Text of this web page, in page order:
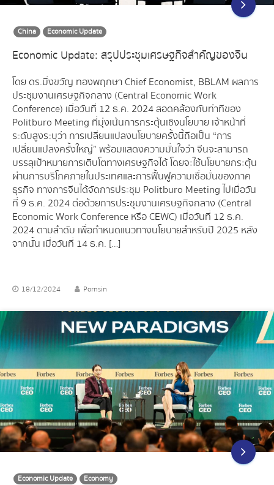
China Economic Update
Economic Update: สรุปประชุมเศรษฐกิจสำคัญของจีน
โดย ดร.มิ่งขวัญ ทองพฤกษา Chief Economist, BBLAM ผลการ
ประชุมงานเศรษฐกิจกลาง (Central Economic Work
Conference) เมื่อวันที่ 12 ธ.ค. 2024 สอดคล้องกับท่าทีของ
Politburo Meeting ที่มุ่งเน้นการกระตุ้นเชิงนโยบาย เจ้าหน้าที่
ระดับสูงระบุว่า การเปลี่ยนแปลงนโยบายครั้งนี้ถือเป็น “การ
เปลี่ยนแปลงครั้งใหญ่” พร้อมแสดงความมั่นใจว่า จีนจะสามารถ
บรรลุเป้าหมายการเติบโตทางเศรษฐกิจได้ โดยจะใช้นโยบายกระตุ้น
ผ่านการบริโภคภายในประเทศและการฟื้นฟูความเชื่อมั่นของภาค
ธุรกิจ ทางการจีนได้จัดการประชุม Politburo Meeting ไปเมื่อวัน
ที่ 9 ธ.ค. 2024 ต่อด้วยการประชุมงานเศรษฐกิจกลาง (Central
Economic Work Conference หรือ CEWC) เมื่อวันที่ 12 ธ.ค.
2024 ตามลำดับ เพื่อกำหนดแนวทางนโยบายสำหรับปี 2025 หลัง
จากนั้น เมื่อวันที่ 14 ธ.ค. […]
18/12/2024 Pornsin
Economic Update Economy